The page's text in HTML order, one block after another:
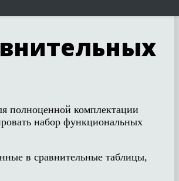
полноценной комплектации
набор функциональных
в сравнительные таблицы,